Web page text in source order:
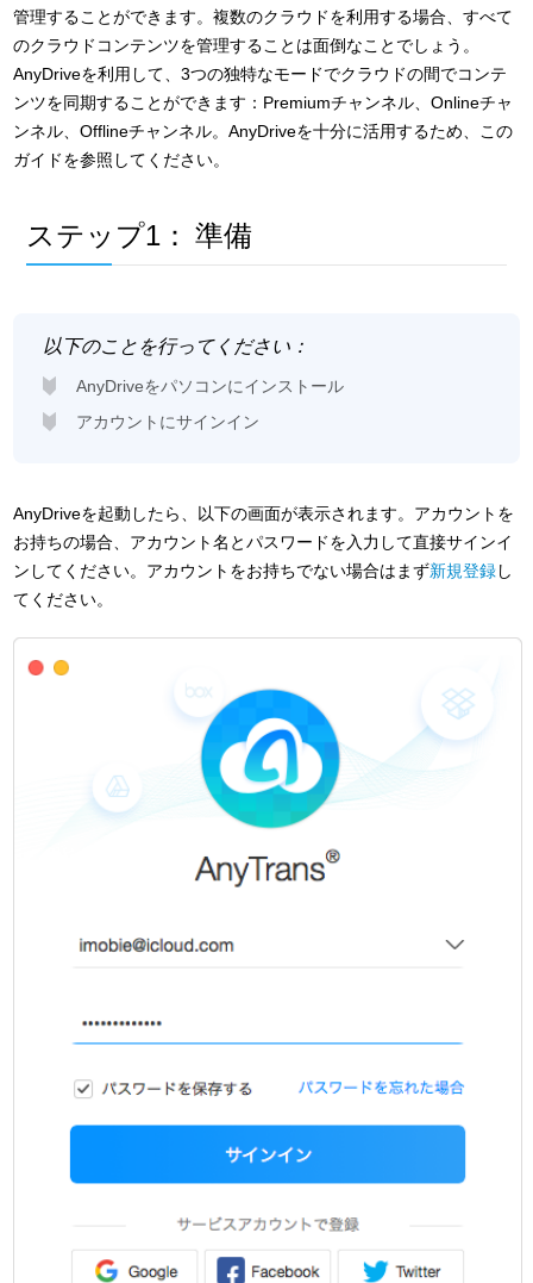
管理することができます。複数のクラウドを利用する場合、すべて
のクラウドコンテンツを管理することは面倒なことでしょう。
AnyDriveを利用して、3つの独特なモードでクラウドの間でコンテ
ンツを同期することができます：Premiumチャンネル、Onlineチャ
ンネル、Offlineチャンネル。AnyDriveを十分に活用するため、この
ガイドを参照してください。
ステップ1： 準備
以下のことを行ってください：
AnyDriveをパソコンにインストール
アカウントにサインイン
AnyDriveを起動したら、以下の画面が表示されます。アカウントを
お持ちの場合、アカウント名とパスワードを入力して直接サインイ
ンしてください。アカウントをお持ちでない場合はまず新規登録し
てください。